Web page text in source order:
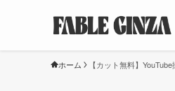
ホーム 【カット無料】